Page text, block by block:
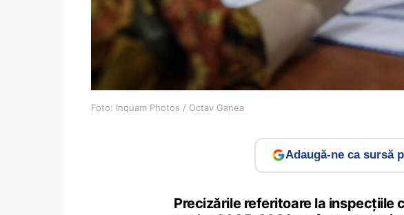
Foto: Inquam Photos / Octav Ganea
Adaugă-ne ca sursă
Precizările referitoare la inspecțiile